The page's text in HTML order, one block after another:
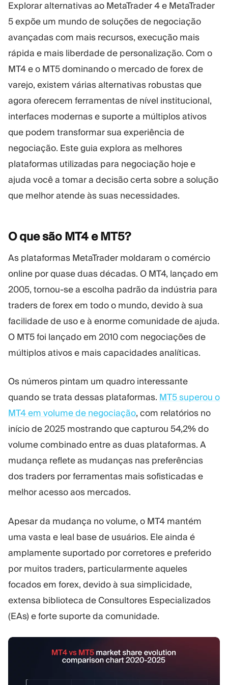
Explorar alternativas ao MetaTrader 4 e MetaTrader
5 expõe um mundo de soluções de negociação
avançadas com mais recursos, execução mais
rápida e mais liberdade de personalização. Com o
MT4 e o MT5 dominando o mercado de forex de
varejo, existem várias alternativas robustas que
agora oferecem ferramentas de nível institucional,
interfaces modernas e suporte a múltiplos ativos
que podem transformar sua experiência de
negociação. Este guia explora as melhores
plataformas utilizadas para negociação hoje e
ajuda você a tomar a decisão certa sobre a solução
que melhor atende às suas necessidades.
O que são MT4 eMT5?
As plataformas MetaTrader moldaram o comércio
online por quase duas décadas. O MT4, lançado em
2005, tornou-se a escolha padrão da indústria para
traders de forex em todo o mundo, devido à sua
facilidade de uso e à enorme comunidade de ajuda.
O MT5 foi lançado em 2010 com negociações de
múltiplos ativos e mais capacidades analíticas.
Os números pintam um quadro interessante
quando se trata dessas plataformas. MT5 superou o
MT4 em volume de negociação, com relatórios no
início de 2025 mostrando que capturou 54,2% do
volume combinado entre as duas plataformas. A
mudança reflete as mudanças nas preferências
dos traders por ferramentas mais sofisticadas e
melhor acesso aos mercados.
Apesar da mudança no volume, o MT4 mantém
uma vasta e leal base de usuários. Ele ainda é
amplamente suportado por corretores e preferido
por muitos traders, particularmente aqueles
focados em forex, devido à sua simplicidade,
extensa biblioteca de Consultores Especializados
(EAs) e forte suporte da comunidade.
Plataforma Trading Administração
RECURSOS
Guia de marketing
Blog
Glossário
Tutoriais em vídeo
Calculadora de lucro
Plano de negócios
MAIS
Sobre nós
Equipe
Eventos
Números
Carreiras
Sustentabilidade
SIGA-NOS